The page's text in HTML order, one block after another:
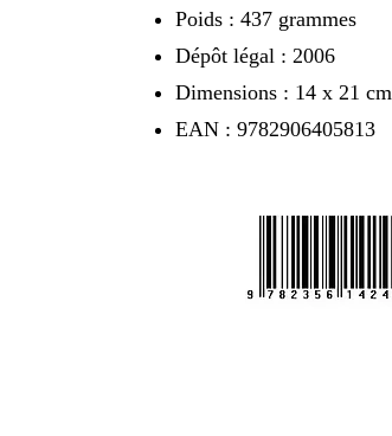
Poids : 437 grammes
Dépôt légal : 2006
Dimensions : 14 x 21 cm
EAN : 9782906405813